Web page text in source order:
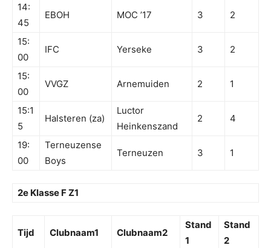
14:
45
EBOH MOC ’17 3 2
15:
00
IFC Yerseke 3 2
15:
00
VVGZ Arnemuiden 2 1
15:1
5
Halsteren (za)
Luctor
Heinkenszand
2 4
19:
00
Terneuzense
Boys
Terneuzen 3 1
2e Klasse F Z1
Tijd Clubnaam1 Clubnaam2
Stand
1
Stand
2